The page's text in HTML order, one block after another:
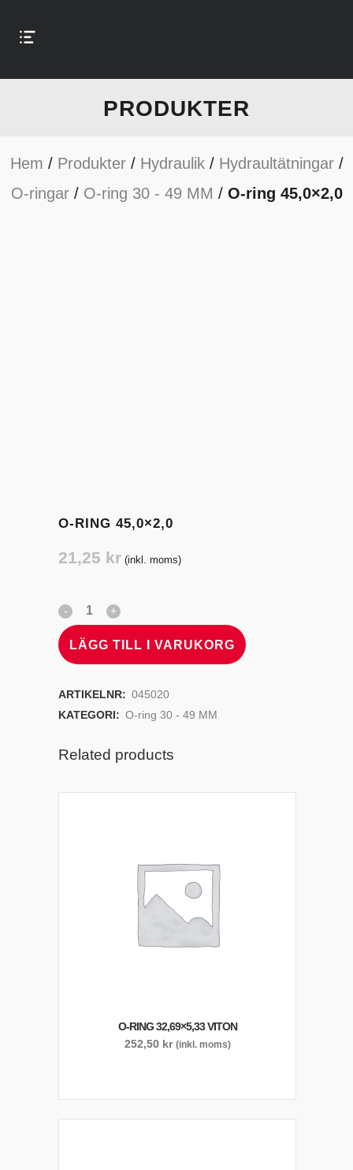
PRODUKTER
Hem / Produkter/ Hydraulik/ Hydraultätningar/
O-ringar/ O-ring 30 - 49 MM / O-ring 45,0×2,0
O-RING 45,0×2,0
21,25 kr (inkl. moms)
LÄGG TILL I VARUKORG
ARTIKELNR: 045020
KATEGORI: O-ring 30 - 49 MM
Related products
O-RING 32,69×5,33 VITON
252,50 kr (inkl. moms)